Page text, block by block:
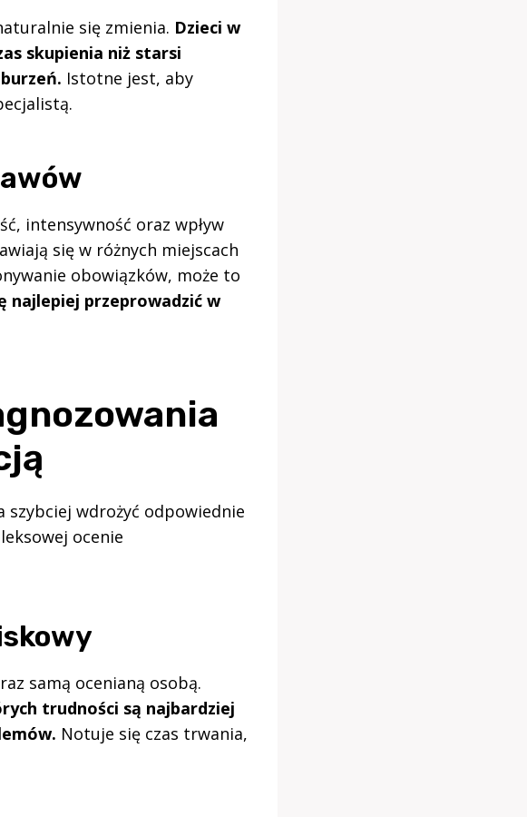
się zmienia. Dzieci w
skupienia niż starsi
Istotne jest, aby
intensywność oraz wpływ
się w różnych miejscach
obowiązków, może to
najlepiej przeprowadzić w
wdrożyć odpowiednie
ocenie
samą ocenianą osobą.
trudności są najbardziej
Notuje się czas trwania,